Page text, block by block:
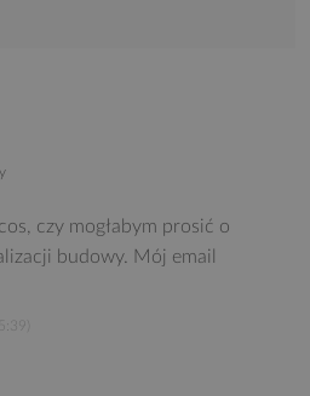
czy mogłabym prosić o
budowy. Mój email